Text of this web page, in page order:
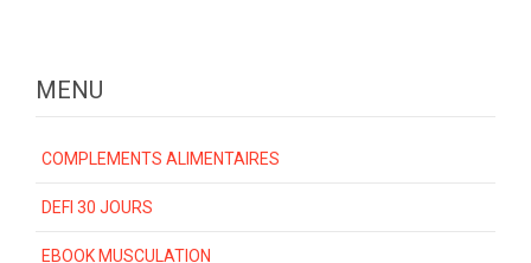
MENU
COMPLEMENTS ALIMENTAIRES
DEFI 30 JOURS
EBOOK MUSCULATION